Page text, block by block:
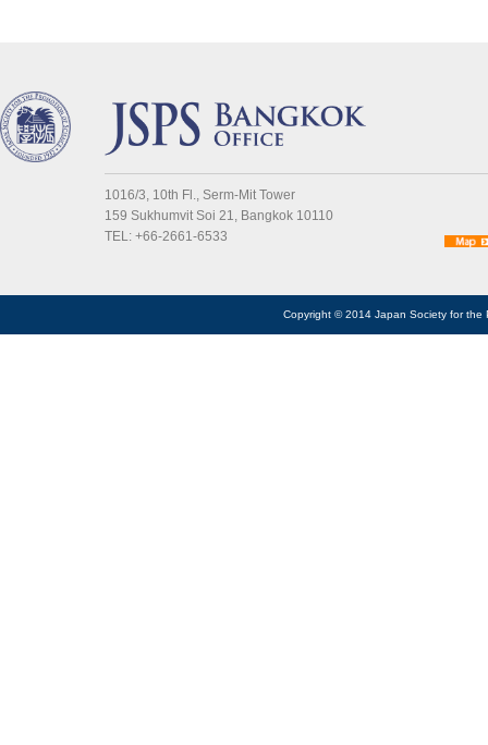
1016/3, 10th Fl., Serm-Mit Tower
159 Sukhumvit Soi 21, Bangkok 10110
TEL: +66-2661-6533
Copyright © 2014 Japan Society for the